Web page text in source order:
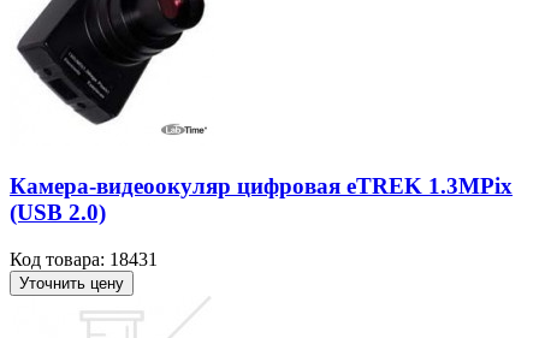
Камера-видеоокуляр цифровая eTREK 1.3MPix
(USB 2.0)
Код товара: 18431
Уточнить цену